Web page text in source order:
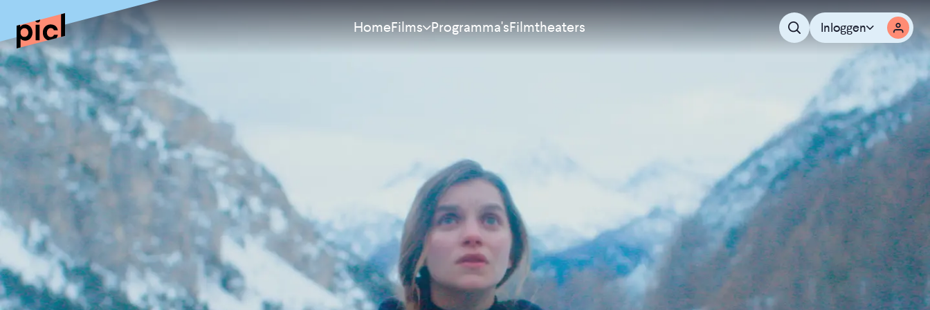
HomeFilms
Binnenkort
Alle films
Programma'sFilmtheaters Inloggen